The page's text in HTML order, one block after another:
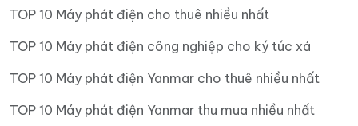
TOP 10 Máy phát điện cho thuê nhiều nhất
TOP 10 Máy phát điện công nghiệp cho ký túc xá
TOP 10 Máy phát điện Yanmar cho thuê nhiều nhất
TOP 10 Máy phát điện Yanmar thu mua nhiều nhất